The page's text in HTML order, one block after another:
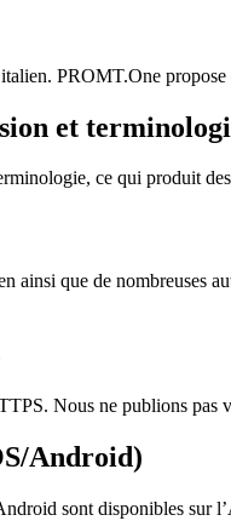
PROMT.One
et
ce qui produit
que de nombreuses
Nous ne publions pas
Android)
sont disponibles sur